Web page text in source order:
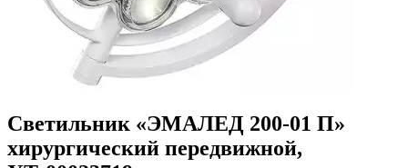
Светильник «ЭМАЛЕД 200-01 П»
хирургический передвижной,